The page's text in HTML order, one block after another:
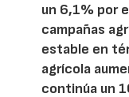
un 6,1% por
campañas
estable en
agrícola
continúa un